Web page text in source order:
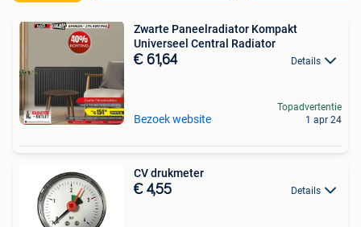
Zwarte Paneelradiator Kompakt
Universeel Central Radiator
€ 61,64 Details
Bezoek website
Topadvertentie
1 apr 24
CV drukmeter
€ 4,55 Details